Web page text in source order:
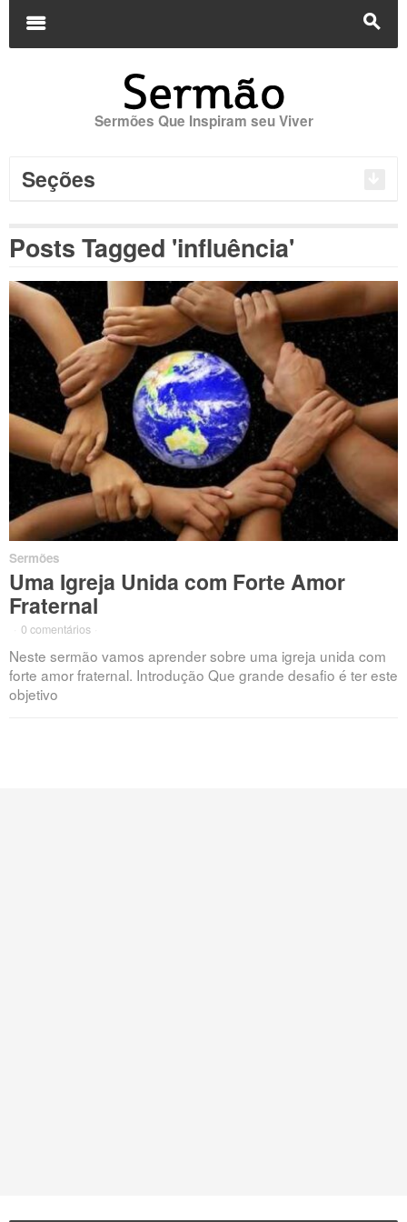
s
m
Sermões Que Inspiram seu Viver
Seções
Posts Tagged 'influência'
Sermões
Uma Igreja Unida com Forte Amor
Fraternal
0 comentários
Neste sermão vamos aprender sobre uma igreja unida com
forte amor fraternal. Introdução Que grande desafio é ter este
objetivo